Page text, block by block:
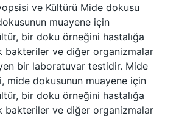
ve Kültürü Mide dokusu
muayene için
bir doku örneğini hastalığa
bakteriler ve diğer organizmalar
bir laboratuvar testidir. Mide
mide dokusunun muayene için
bir doku örneğini hastalığa
bakteriler ve diğer organizmalar